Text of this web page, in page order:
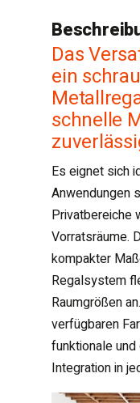
Das
ein
schnelle
Es eignet sich
Anwendungen
Privatbereiche
Vorratsräume.
kompakter
Regalsystem
Raumgrößen
verfügbaren
funktionale
Integration in